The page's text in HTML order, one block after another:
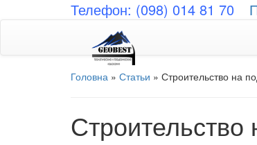
Телефон: (098) 014 81 70
Головна » Статьи » Строительство на